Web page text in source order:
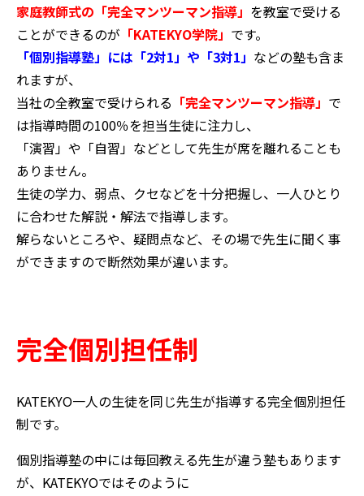
家庭教師式の「完全マンツーマン指導」 を教室で受ける
ことができるのが 「KATEKYO学院」 です。
「個別指導塾」には「2対1」や「3対1」 などの塾も含ま
れますが、
当社の全教室で受けられる 「完全マンツーマン指導」 で
は指導時間の100％を担当生徒に注力し、
「演習」や「自習」などとして先生が席を離れることも
ありません。
生徒の学力、弱点、クセなどを十分把握し、一人ひとり
に合わせた解説・解法で指導します。
解らないところや、疑問点など、その場で先生に聞く事
ができますので断然効果が違います。
完全個別担任制
KATEKYO一人の生徒を同じ先生が指導する完全個別担任
制です。
個別指導塾の中には毎回教える先生が違う塾もあります
が、KATEKYOではそのように